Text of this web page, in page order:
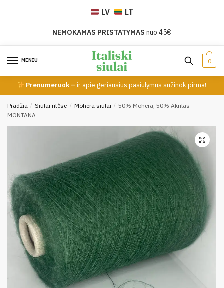
LV LT
NEMOKAMAS PRISTATYMAS nuo 45€
MENIU 0
Prenumeruok –ir apie geriausius pasiūlymus sužinok pirma!
Pradžia / Siūlai ritėse / Mohera siūlai / 50% Mohera, 50% Akrilas
MONTANA